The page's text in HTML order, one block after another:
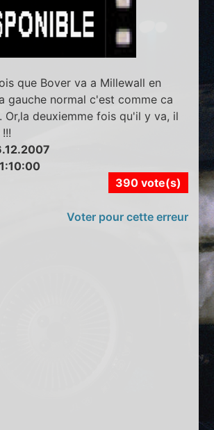
que Bover va a Millewall en
gauche normal c'est comme ca
Or,la deuxiemme fois qu'il y va, il
390 vote(s)
Voter pour cette erreur